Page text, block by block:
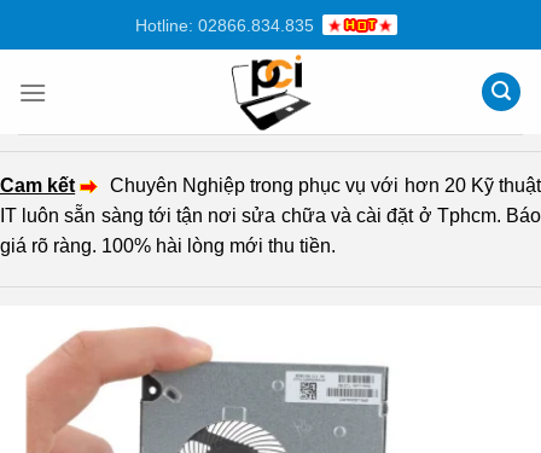
dung
Hotline: 02866.834.835
Cam kết
Chuyên Nghiệp trong phục vụ với hơn 20 Kỹ thuật
IT luôn sẵn sàng tới tận nơi sửa chữa và cài đặt ở Tphcm. Báo
giá rõ ràng. 100% hài lòng mới thu tiền.